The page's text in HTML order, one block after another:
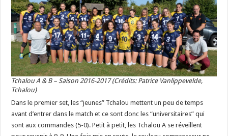
Tchalou A & B – Saison 2016-2017 (Crédits: Patrice Vanlippevelde,
Tchalou)
Dans le premier set, les “jeunes” Tchalou mettent un peu de temps
avant d’entrer dans le match et ce sont donc les “universitaires” qui
sont aux commandes (5-0). Petit à petit, les Tchalou A se réveillent